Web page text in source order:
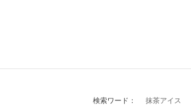
検索ワード： 抹茶アイス